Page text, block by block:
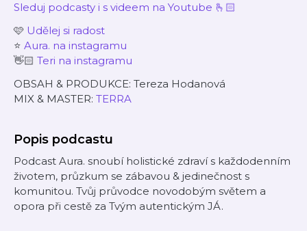
Sleduj podcasty i s videem na Youtube 🫰🏻
🩷 Udělej si radost
⭐️ Aura. na instagramu
👋🏻 Teri na instagramu
OBSAH & PRODUKCE: Tereza Hodanová
MIX & MASTER: TERRA
Popis podcastu
Podcast Aura. snoubí holistické zdraví s každodenním
životem, průzkum se zábavou & jedinečnost s
komunitou. Tvůj průvodce novodobým světem a
opora při cestě za Tvým autentickým JÁ.